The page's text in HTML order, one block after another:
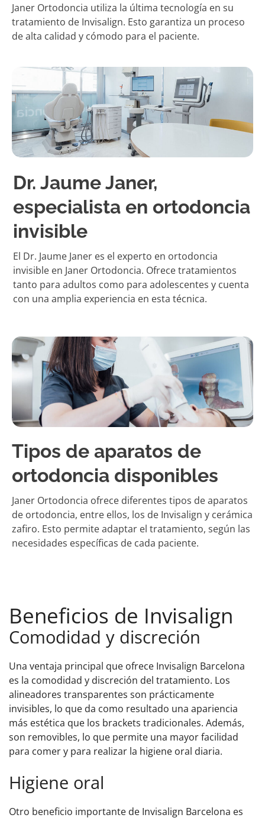
Janer Ortodoncia utiliza la última tecnología en su
tratamiento de Invisalign. Esto garantiza un proceso
de alta calidad y cómodo para el paciente.
Dr. Jaume Janer,
especialista en ortodoncia
invisible
El Dr. Jaume Janer es el experto en ortodoncia
invisible en Janer Ortodoncia. Ofrece tratamientos
tanto para adultos como para adolescentes y cuenta
con una amplia experiencia en esta técnica.
Tipos de aparatos de
ortodoncia disponibles
Janer Ortodoncia ofrece diferentes tipos de aparatos
de ortodoncia, entre ellos, los de Invisalign y cerámica
zafiro. Esto permite adaptar el tratamiento, según las
necesidades específicas de cada paciente.
Beneficios de Invisalign
Comodidad y discreción
Una ventaja principal que ofrece Invisalign Barcelona
es la comodidad y discreción del tratamiento. Los
alineadores transparentes son prácticamente
invisibles, lo que da como resultado una apariencia
más estética que los brackets tradicionales. Además,
son removibles, lo que permite una mayor facilidad
para comer y para realizar la higiene oral diaria.
Higiene oral
Otro beneficio importante de Invisalign Barcelona es